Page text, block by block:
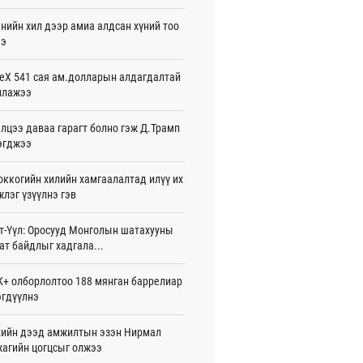
16 цаг 01 мин
Бангладешт эргэн ирэхээ
15 цаг 58 мин
15 цаг 54 мин
улсын хамтын ажиллагааны талаар
солилцов
сард Сүхбаатар боомтоор
тонн Аи-92 автобензин импортолжээ
Н.Амарзаяа: 32 хуудастай
дэвтэр долоо хоногт л дүүрдэг
15 цаг 31 мин
хил дээр амиа алдсан хүний тоо
541 сая ам.долларын алдагдалтай
даваа гарагт болно гэж Д.Трамп
хилийн хамгаалалтад илүү их
үзүүлнэ гэв
Үүл: Оросууд Монголын шатахууны
байдлыг хадгала...
олборлолтоо 188 мянган баррелиар
дээд амжилтын эзэн Нирмал
цогцсыг олжээ